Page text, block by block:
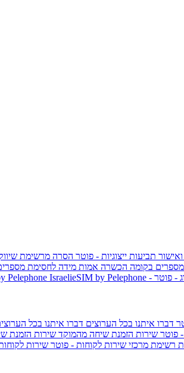
תביעות ייצוגיות - פוטר הסרה מרשימת
בקומה הכשרה אמות מידה לחסימת
Pelephone - פוטר
דברו איתנו בכל הערוצים דברו איתנו בכל
פוטר שירות הזמנת שיחה מהמוקד שירות הזמנת
רשימת מרכזי שירות לקוחות - פוטר שירות